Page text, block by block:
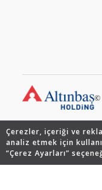
Çerezler, içeriği ve
analiz etmek için
“Çerez Ayarları”
©